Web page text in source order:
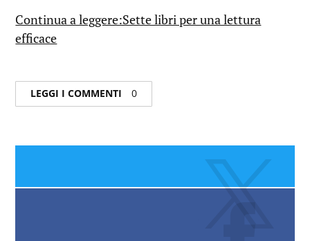
Continua a leggere:Sette libri per una lettura
efficace
LEGGI I COMMENTI 0